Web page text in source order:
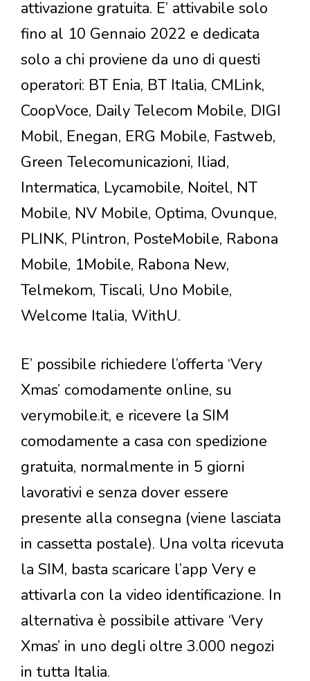
attivazione gratuita. E’ attivabile solo
fino al 10 Gennaio 2022 e dedicata
solo a chi proviene da uno di questi
operatori: BT Enia, BT Italia, CMLink,
CoopVoce, Daily Telecom Mobile, DIGI
Mobil, Enegan, ERG Mobile, Fastweb,
Green Telecomunicazioni, Iliad,
Intermatica, Lycamobile, Noitel, NT
Mobile, NV Mobile, Optima, Ovunque,
PLINK, Plintron, PosteMobile, Rabona
Mobile, 1Mobile, Rabona New,
Telmekom, Tiscali, Uno Mobile,
Welcome Italia, WithU.
E’ possibile richiedere l’offerta ‘Very
Xmas’ comodamente online, su
verymobile.it, e ricevere la SIM
comodamente a casa con spedizione
gratuita, normalmente in 5 giorni
lavorativi e senza dover essere
presente alla consegna (viene lasciata
in cassetta postale). Una volta ricevuta
la SIM, basta scaricare l’app Very e
attivarla con la video identificazione. In
alternativa è possibile attivare ‘Very
Xmas’ in uno degli oltre 3.000 negozi
in tutta Italia.